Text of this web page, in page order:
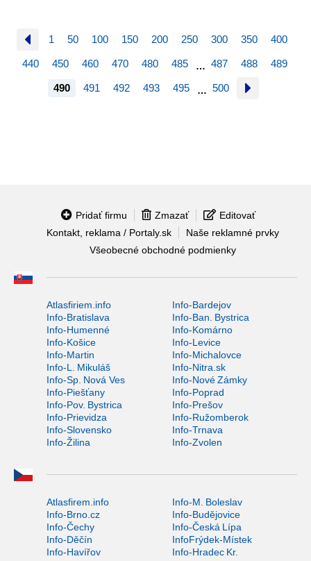
1 50 100 150 200 250 300 350 400
440 450 460 470 480 485 … 487 488 489
490 491 492 493 495 … 500
Pridať firmu Zmazať
Editovať
Kontakt, reklama / Portaly.sk
Naše reklamné prvky
Všeobecné obchodné podmienky
Atlasfiriem.info
Info-Bardejov
Info-Bratislava
Info-Ban. Bystrica
Info-Humenné
Info-Komárno
Info-Košice
Info-Levice
Info-Martin
Info-Michalovce
Info-L. Mikuláš
Info-Nitra.sk
Info-Sp. Nová Ves
Info-Nové Zámky
Info-Piešťany
Info-Poprad
Info-Pov. Bystrica
Info-Prešov
Info-Prievidza
Info-Ružomberok
Info-Slovensko
Info-Trnava
Info-Žilina
Info-Zvolen
Atlasfirem.info
Info-M. Boleslav
Info-Brno.cz
Info-Budějovice
Info-Čechy
Info-Česká Lípa
Info-Děčín
InfoFrýdek-Místek
Info-Havířov
Info-Hradec Kr.